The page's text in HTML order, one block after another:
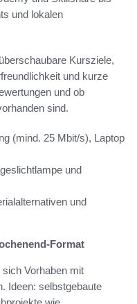
und lokalen
Kursziele,
und kurze
und ob
sind.
(mind. 25 Mbit/s), Laptop
und
und
Format
Vorhaben mit
Ideen: selbstgebaute